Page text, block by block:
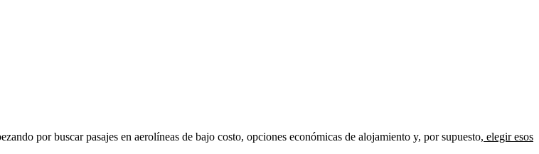
por buscar pasajes en aerolíneas de bajo costo, opciones económicas de alojamiento y, por supuesto, elegir esos